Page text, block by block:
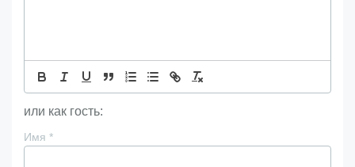
или как гость:
Имя *